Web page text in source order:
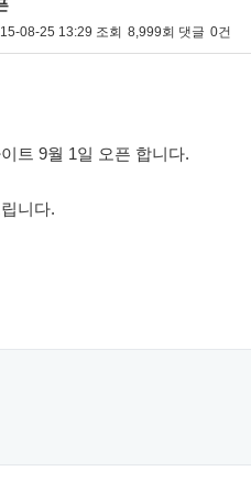
15-08-25 13:29 조회 8,999회 댓글 0건
트 9월 1일 오픈 합니다.
니다.